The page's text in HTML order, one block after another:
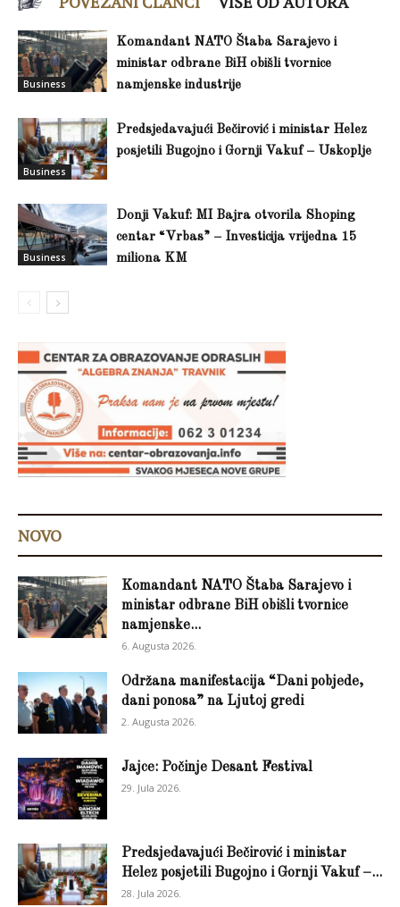
Business
Komandant NATO Štaba Sarajevo i
ministar odbrane BiH obišli tvornice
namjenske industrije
Business
Predsjedavajući Bečirović i ministar Helez
posjetili Bugojno i Gornji Vakuf – Uskoplje
Business
Donji Vakuf: MI Bajra otvorila Shoping
centar “Vrbas” – Investicija vrijedna 15
miliona KM
NOVO
Komandant NATO Štaba Sarajevo i
ministar odbrane BiH obišli tvornice
namjenske...
6. Augusta 2026.
Održana manifestacija “Dani pobjede,
dani ponosa” na Ljutoj gredi
2. Augusta 2026.
Jajce: Počinje Desant Festival
29. Jula 2026.
Predsjedavajući Bečirović i ministar
Helez posjetili Bugojno i Gornji Vakuf –...
28. Jula 2026.